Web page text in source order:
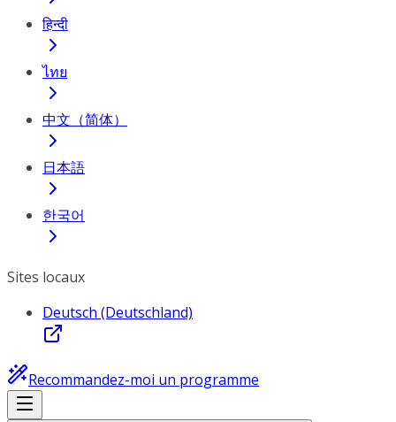
हिन्दी
ไทย
中文（简体）
日本語
한국어
Sites locaux
Deutsch (Deutschland)
Recommandez-moi un programme